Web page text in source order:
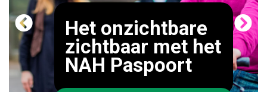
Het onzichtbare
zichtbaar met het
NAH Paspoort